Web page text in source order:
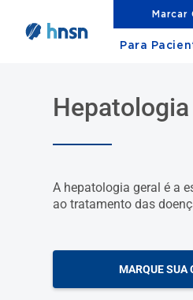
Marcar
Para
Hepatologia
A hepatologia geral é a
ao tratamento das
MARQUE SUA